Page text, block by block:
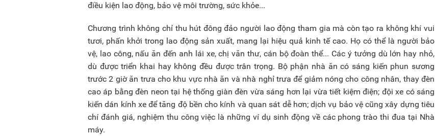
điều kiện lao động, bảo vệ môi trường, sức khỏe...
Chương trình không chỉ thu hút đông đảo người lao động tham gia mà còn tạo ra không khí vui
tươi, phấn khởi trong lao động sản xuất, mang lại hiệu quả kinh tế cao. Họ có thể là người bảo
vệ, lao công, nấu ăn đến anh lái xe, chị văn thư, cán bộ đoàn thể... Các ý tưởng dù lớn hay nhỏ,
dù được triển khai hay không đều được trân trọng. Bộ phận nhà ăn có sáng kiến phun sương
trước 2 giờ ăn trưa cho khu vực nhà ăn và nhà nghỉ trưa để giảm nóng cho công nhân, thay đèn
cao áp bằng đèn neon tại hệ thống giàn đèn vừa sáng hơn lại vừa tiết kiệm điện; đội xe có sáng
kiến dán kính xe để tăng độ bền cho kính và quan sát dễ hơn; dịch vụ bảo vệ cũng xây dựng tiêu
chí đánh giá, nghiệm thu công việc là những ví dụ sinh động về các phong trào thi đua tại Nhà
máy.